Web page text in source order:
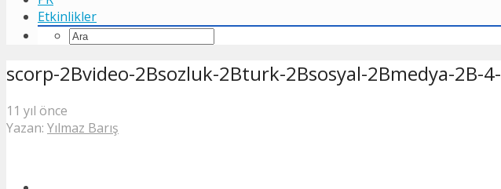
Etkinlikler
scorp-2Bvideo-2Bsozluk-2Bturk-2Bsosyal-2Bmedya-2B-4-
11 yıl önce
Yazan: Yılmaz Barış